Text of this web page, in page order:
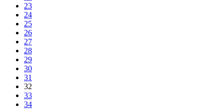
23
24
25
26
27
28
29
30
31
32
33
34